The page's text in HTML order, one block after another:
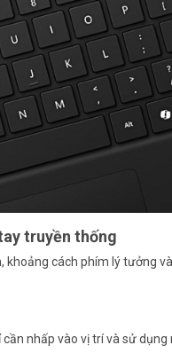
truyền thống
cách phím lý tưởng
nhấp vào vị trí và sử